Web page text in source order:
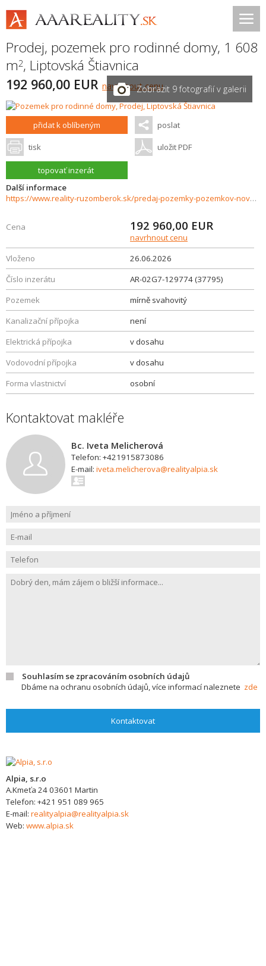
Prodej, pozemek pro rodinné domy, 1 608
m2, Liptovská Štiavnica
192 960,00 EUR navrhnout cenuZobrazit 9 fotografií v galerii
přidat k oblíbeným poslat
tisk uložit PDF
topovať inzerát
Další informace
https://www.reality-ruzomberok.sk/predaj-pozemky-pozemkov-novostavby/Liptovska-Stiavnica-Pokoj-sukromie-a-priroda---stavebny-pozemok-1-608-m2-37795/?utm_source=areality&utm_medium=xml&utm_term=37795&utm_content=chalupa&utm_campaign=portaly
Cena 192 960,00 EUR
navrhnout cenu
Vloženo
26.06.2026
Číslo inzerátu
AR-02G7-129774 (37795)
Pozemek
mírně svahovitý
Kanalizační přípojka
není
Elektrická přípojka
v dosahu
Vodovodní přípojka
v dosahu
Forma vlastnictví
osobní
Kontaktovat makléře
Bc. Iveta Melicherová
Telefon: +421915873086
E-mail: iveta.melicherova@realityalpia.sk
Souhlasím se zpracováním osobních údajů
Dbáme na ochranu osobních údajů, více informací naleznete zde
Kontaktovat
Alpia, s.r.o
A.Kmeťa 2403601 Martin
Telefon: +421 951 089 965
E-mail: realityalpia@realityalpia.sk
Web: www.alpia.sk